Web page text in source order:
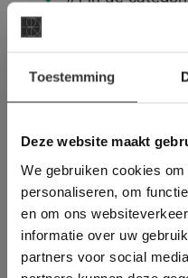
Toestemming
Deze website maakt
We gebruiken cookies
personaliseren, om
en om ons
informatie over uw
partners voor social
Binnen 24 uur
Meer dan 500
Deze
gebruik
This Cookie
longer working.
Deze website
gebruik te maken
overeenstemming